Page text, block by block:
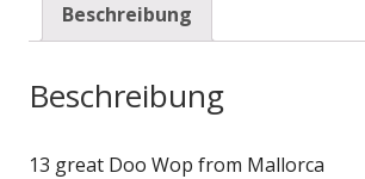
Beschreibung
Beschreibung
13 great Doo Wop from Mallorca